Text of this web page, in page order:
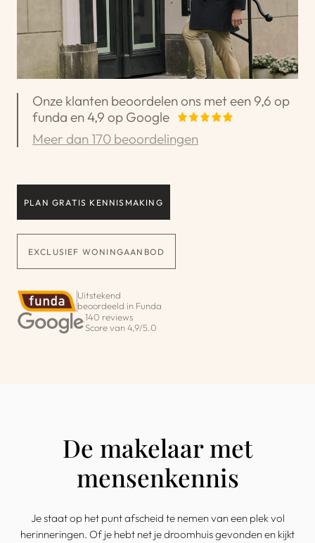
Onze klanten beoordelen ons met een 9,6 op
funda en 4,9 op Google
Meer dan 170 beoordelingen
PLAN GRATIS KENNISMAKING
EXCLUSIEF WONINGAANBOD
Uitstekend
beoordeeld in Funda
140 reviews
Score van 4,9/5.0
De makelaar met
mensenkennis
Je staat op het punt afscheid te nemen van een plek vol
herinneringen. Of je hebt net je droomhuis gevonden en kijkt